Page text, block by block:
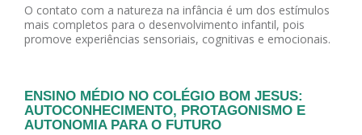
O contato com a natureza na infância é um dos estímulos
mais completos para o desenvolvimento infantil, pois
promove experiências sensoriais, cognitivas e emocionais.
ENSINO MÉDIO NO COLÉGIO BOM JESUS:
AUTOCONHECIMENTO, PROTAGONISMO E
AUTONOMIA PARA O FUTURO